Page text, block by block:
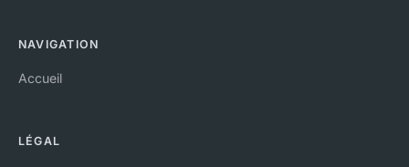
NAVIGATION
Accueil
LÉGAL